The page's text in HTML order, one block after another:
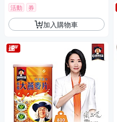
活動 券
加入購物車